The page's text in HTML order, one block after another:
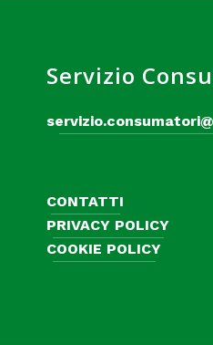
Servizio
CONTATTI
PRIVACY POLICY
COOKIE POLICY